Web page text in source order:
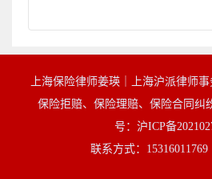
上海保险律师姜瑛｜上海沪派律师
保险拒赔、保险理赔、保险合同纠
号：沪ICP备
联系方式：